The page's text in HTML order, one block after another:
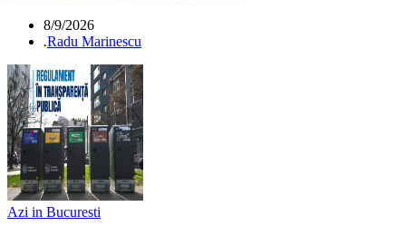
8/9/2026
.Radu Marinescu
Azi in Bucuresti